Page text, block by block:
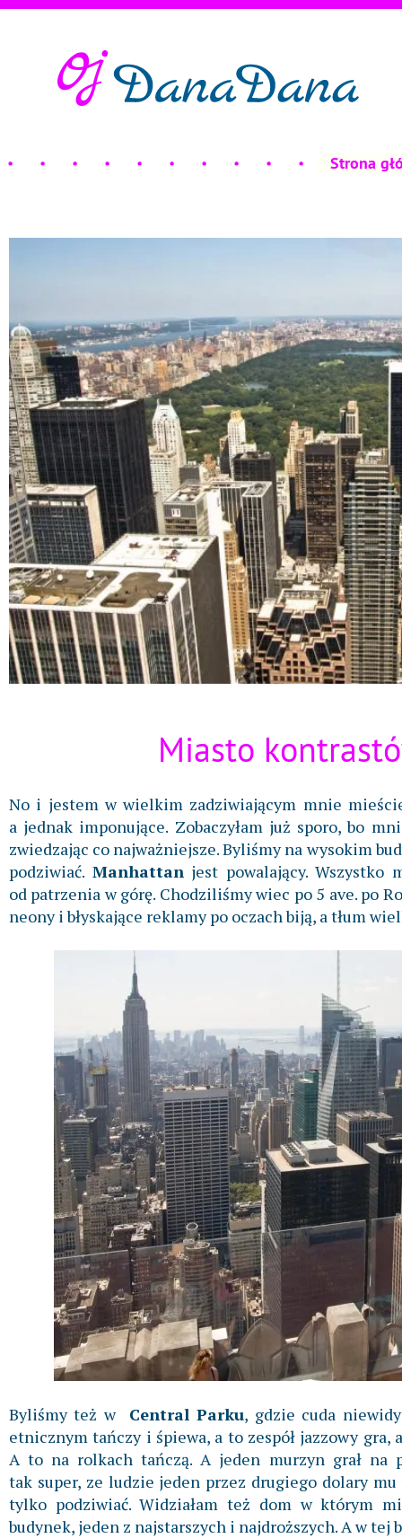
Strona
Miasto
No i jestem w wielkim zadziwiającym mnie
a jednak imponujące. Zobaczyłam już sporo, bo
zwiedzając co najważniejsze. Byliśmy na wysokim
podziwiać. Manhattanjest powalający. Wszystko
od patrzenia w górę. Chodziliśmy wiec po 5 ave. po
neony i błyskające reklamy po oczach biją, a tłum
Byliśmy też w Central Parku, gdzie cuda
etnicznym tańczy i śpiewa, a to zespół jazzowy
A to na rolkach tańczą. A jeden murzyn grał na
tak super, ze ludzie jeden przez drugiego dolary
tylko podziwiać. Widziałam też dom w którym
budynek, jeden z najstarszych i najdroższych. A w tej